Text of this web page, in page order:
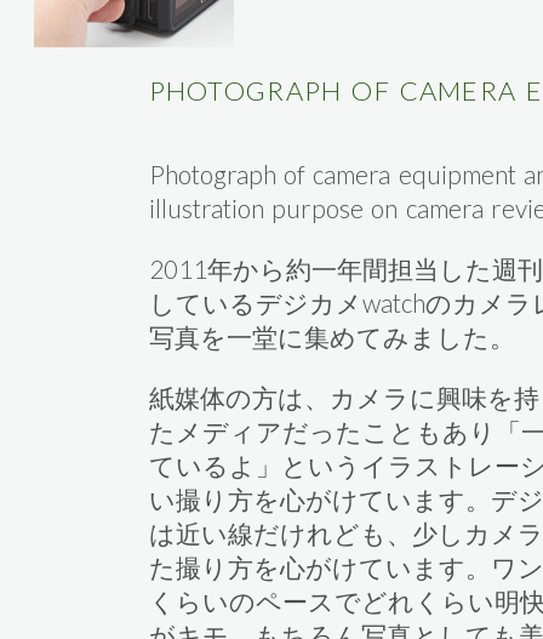
PHOTOGRAPH OF CAMERA
Photograph of camera equipment
illustration purpose on camera
2011年から約一年間担当した週
しているデジカメwatchのカメ
写真を一堂に集めてみました。
紙媒体の方は、カメラに興味を
たメディアだったこともあり「
ているよ」というイラストレー
い撮り方を心がけています。デ
は近い線だけれども、少しカメ
た撮り方を心がけています。ワ
くらいのペースでどれくらい明